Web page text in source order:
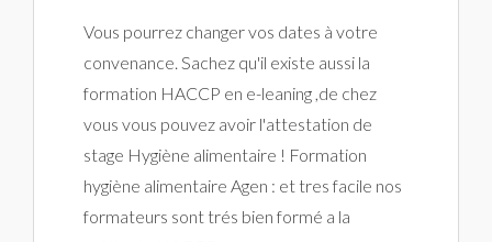
Vous pourrez changer vos dates à votre
convenance. Sachez qu'il existe aussi la
formation HACCP en e-leaning ,de chez
vous vous pouvez avoir l'attestation de
stage Hygiène alimentaire ! Formation
hygiène alimentaire Agen : et tres facile nos
formateurs sont trés bien formé a la